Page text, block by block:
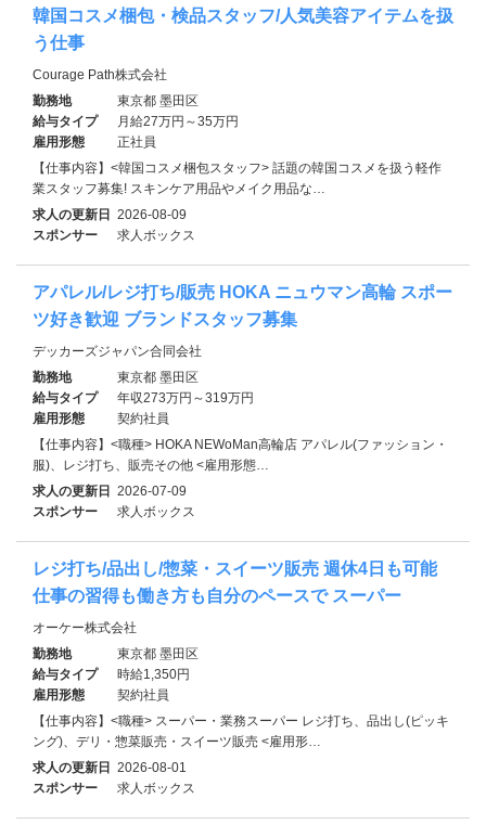
韓国コスメ梱包・検品スタッフ/人気美容アイテムを扱
う仕事
Courage Path株式会社
勤務地
東京都 墨田区
給与タイプ
月給27万円～35万円
雇用形態
正社員
【仕事内容】<韓国コスメ梱包スタッフ> 話題の韓国コスメを扱う軽作
業スタッフ募集! スキンケア用品やメイク用品な…
求人の更新日 2026-08-09
スポンサー
求人ボックス
アパレル/レジ打ち/販売 HOKA ニュウマン高輪 スポー
ツ好き歓迎 ブランドスタッフ募集
デッカーズジャパン合同会社
勤務地
東京都 墨田区
給与タイプ
年収273万円～319万円
雇用形態
契約社員
【仕事内容】<職種> HOKA NEWoMan高輪店 アパレル(ファッション・
服)、レジ打ち、販売その他 <雇用形態…
求人の更新日 2026-07-09
スポンサー
求人ボックス
レジ打ち/品出し/惣菜・スイーツ販売 週休4日も可能
仕事の習得も働き方も自分のペースで スーパー
オーケー株式会社
勤務地
東京都 墨田区
給与タイプ
時給1,350円
雇用形態
契約社員
【仕事内容】<職種> スーパー・業務スーパー レジ打ち、品出し(ピッキ
ング)、デリ・惣菜販売・スイーツ販売 <雇用形…
求人の更新日 2026-08-01
スポンサー
求人ボックス